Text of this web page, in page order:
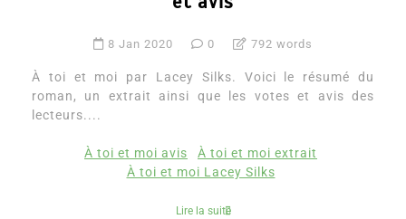
8 Jan 2020 0 792 words
À toi et moi par Lacey Silks. Voici le résumé du
roman, un extrait ainsi que les votes et avis des
lecteurs....
À toi et moi avis
À toi et moi extrait
À toi et moi Lacey Silks
Lire la suite